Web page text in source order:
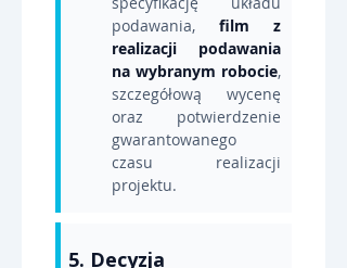
podawania, film z
realizacji podawania
na wybranym robocie,
szczegółową wycenę
oraz potwierdzenie
gwarantowanego
czasu realizacji
projektu.
5. Decyzja